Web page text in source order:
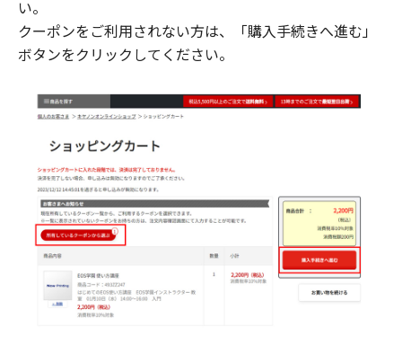
い。
クーポンをご利用されない方は、「購入手続きへ進む」
ボタンをクリックしてください。